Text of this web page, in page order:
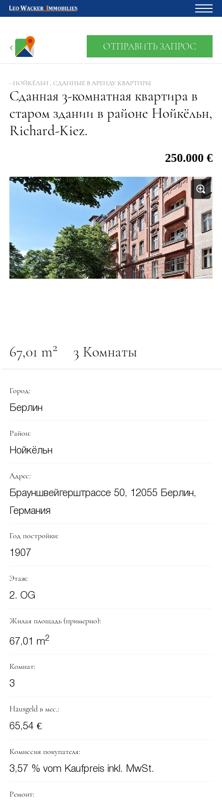
Главная
Владельцам
О нас
Девелопмент
Кредитный калькулятор
ОТПРАВИТЬ ЗАПРОС
- НОЙКЁЛЬН , СДАННЫЕ В АРЕНДУ КВАРТИРЫ
Сданная 3-комнатная квартира в
старом здании в районе Нойкёльн,
Richard-Kiez.
250.000 €
67,01 m2 3 Комнаты
Город:
Берлин
Район:
Нойкёльн
Адрес:
Брауншвейгерштрассе 50, 12055 Берлин,
Германия
Год постройки:
1907
Этаж:
2. OG
Жилая площадь (примерно):
67,01 m2
Комнат:
3
Hausgeld в мес.:
65,54 €
Комиссия покупателя:
3,57 % vom Kaufpreis inkl. MwSt.
Ремонт: